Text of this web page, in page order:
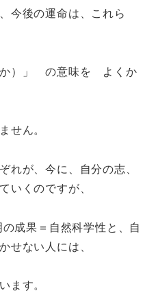
今後の運命は、これら
か）」 の意味を よくか
せん。
れが、今に、自分の志、
くのですが、
成果＝自然科学性と、自
ない人には、
ます。